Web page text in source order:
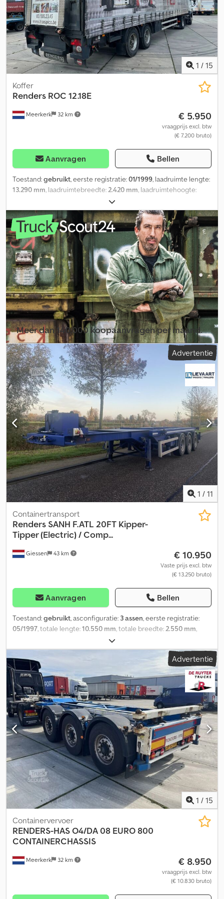
1 / 15
Meerkerk 32 km
Koffer
Renders ROC 12.18E
€ 5.950
vraagprijs excl. btw
(€ 7.200 bruto)
Aanvragen Bellen
Toestand:gebruikt, eerste registratie:01/1999, laadruimte lengte:
13.290 mm, laadruimtebreedte:2.420 mm, laadruimtehoogte:
137.100 mm
wit, Bouwjaar:1998, Uitrusting:ABS, laadklep, = Verdere opties en
accessoires = - EBS - Gereedschapskist = Verdere informatie =
Leeggewicht: 7.940 kg Laadvermogen: 22.060 kg Dcedpozr E
Twjfx Ai Isk Technisch toelaatbaar totaalgewicht: 30.000 kg
Laadklep: Hollandia, achterzijde, 3.000 kg
Meer dan 140.000 koopaanvragen per maand.
Selecteer dealerpakket Advertentie
1 / 11
Giessen 43 km
Containertransport
Renders SANH F.ATL 20FT Kipper-
Tipper (Electric) / Comp...
€ 10.950
Vaste prijs excl. btw
(€ 13.250 bruto)
Aanvragen Bellen
Toestand:gebruikt, asconfiguratie: 3 assen, eerste registratie:
05/1997, totale lengte:10.550 mm, totale breedte:2.550 mm,
, bandenmaten:385/65
wielbasis:7.550 mm, kleur:overig, Bouwjaar:1997, Uitrusting:ABS,
= Aanvullende opties en accessoires = - Liftas - Luchtvering
Dedpfx Asy T Ehtji Isck = Meer informatie = Asconfiguratie Merk
assen: BPW Remmen: trommelremmen Achteras 1: Bandenmaat:
385/65; Bandenprofiel: 30% Achteras 2: Bandenmaat: 385/65 R20;
Bandenprofiel: 30% Achteras 3: Bandenmaat: 385/65;
Bandenprofiel: 50% Gewichten Ledig gewicht: 6.660 kg
Laadvermogen: 30.340 kg GVW: 37.000 kg Functioneel Kipper:
Achter Identificatie Kenteken: OS-94-GH
Advertentie
1 / 15
Meerkerk 32 km
Containervervoer
RENDERS-HASO4/DA 08 EURO 800
CONTAINERCHASSIS
€ 8.950
vraagprijs excl. btw
(€ 10.830 bruto)